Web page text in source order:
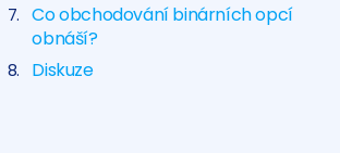
Co obchodování binárních opcí
obnáší?
Diskuze